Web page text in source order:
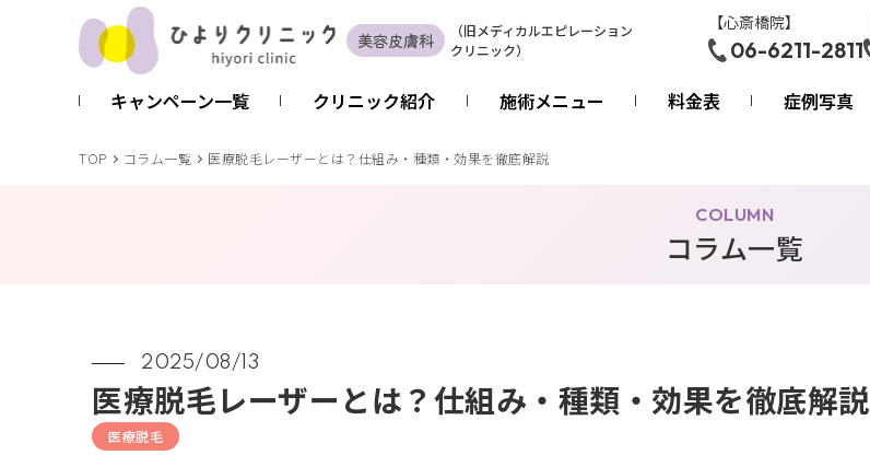
美容皮膚科 （旧メディカルエピレーション
クリニック）
【心斎橋院】
06-6211-2811
キャンペーン一覧 クリニック紹介 施術メニュー 料金表 症例写真
TOP コラム一覧 医療脱毛レーザーとは？仕組み・種類・効果を徹底解説
COLUMN
コラム一覧
2025/08/13
医療脱毛レーザーとは？仕組み・種類・効果を徹底解説
医療脱毛